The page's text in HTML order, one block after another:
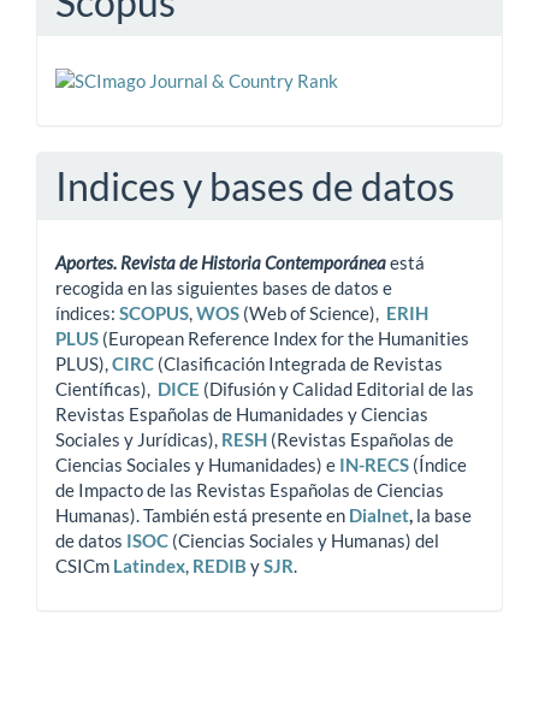
Indices y bases de datos
Aportes. Revista de Historia Contemporáneaestá
recogida en las siguientes bases de datos e
índices: SCOPUS,WOS (Web of Science), ERIH
PLUS (European Reference Index for the Humanities
PLUS),CIRC (Clasificación Integrada de Revistas
Científicas), DICE (Difusión y Calidad Editorial de las
Revistas Españolas de Humanidades y Ciencias
Sociales y Jurídicas), RESH (Revistas Españolas de
Ciencias Sociales y Humanidades) e IN-RECS (Índice
de Impacto de las Revistas Españolas de Ciencias
Humanas). También está presente en Dialnet, la base
de datos ISOC (Ciencias Sociales y Humanas) del
CSICm Latindex, REDIB ySJR.